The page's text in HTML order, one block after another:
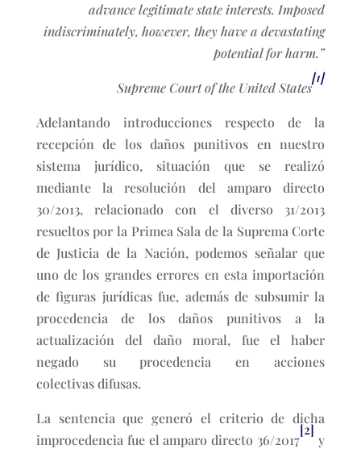
advance legitimate state interests. Imposed
indiscriminately, however, they have a devastating
potential for harm.”
Supreme Court of the United States
[1]
Adelantando introducciones respecto de la
recepción de los daños punitivos en nuestro
sistema jurídico, situación que se realizó
mediante la resolución del amparo directo
30/2013, relacionado con el diverso 31/2013
resueltos por la Primea Sala de la Suprema Corte
de Justicia de la Nación, podemos señalar que
uno de los grandes errores en esta importación
de figuras jurídicas fue, además de subsumir la
procedencia de los daños punitivos a la
actualización del daño moral, fue el haber
negado su procedencia en acciones
colectivas difusas.
La sentencia que generó el criterio de dicha
improcedencia fue el amparo directo 36/2017
[2]
y